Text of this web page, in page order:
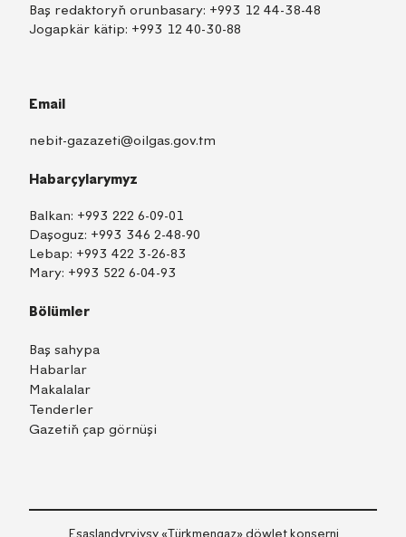
Baş redaktoryň orunbasary: +993 12 44-38-48
Jogapkär kätip: +993 12 40-30-88
Email
nebit-gazazeti@oilgas.gov.tm
Habarçylarymyz
Balkan: +993 222 6-09-01
Daşoguz: +993 346 2-48-90
Lebap: +993 422 3-26-83
Mary: +993 522 6-04-93
Bölümler
Baş sahypa
Habarlar
Makalalar
Tenderler
Gazetiň çap görnüşi
Esaslandyryjysy «Тürkmengaz» döwlet konserni